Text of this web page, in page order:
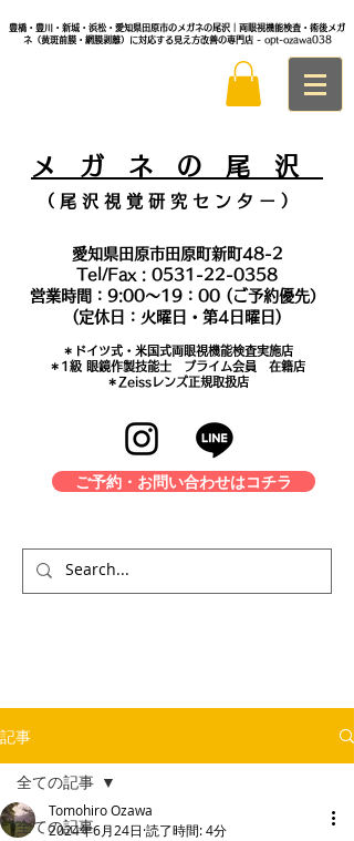
豊橋・豊川・新城・浜松・愛知県田原市のメガネの尾沢｜両眼視機能検査・術後メガ
ネ（黄斑前膜・網膜剥離）に対応する見え方改善の専門店 - opt-ozawa038
メ ガ ネ の 尾 沢
（ 尾 沢 視 覚 研 究 セ ン タ ー ）
愛知県田原市田原町新町48-2
Tel/Fax : 0531-22-0358
営業時間：9:00～19：00 (ご予約優先）
(定休日：火曜日・第4日曜日)
＊​ドイツ式・米国式両眼視機能検査実施店
​＊1級 眼鏡作製技能士 プライム会員 在籍店
＊Zeissレンズ正規取扱店
ご予約・お問い合わせはコチラ
記事
全ての記事
全ての記事
Tomohiro Ozawa
2024年6月24日 読了時間: 4分